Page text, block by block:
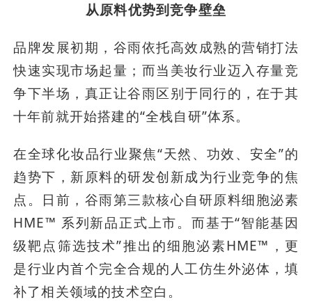
从原料优势到竞争壁垒
品牌发展初期，谷雨依托高效成熟的营销打法
快速实现市场起量；而当美妆行业迈入存量竞
争下半场，真正让谷雨区别于同行的，在于其
十年前就开始搭建的“全栈自研”体系。
在全球化妆品行业聚焦“天然、功效、安全”的
趋势下，新原料的研发创新成为行业竞争的焦
点。日前，谷雨第三款核心自研原料细胞泌素
HME™ 系列新品正式上市。而基于“智能基因
级靶点筛选技术”推出的细胞泌素HME™，更
是行业内首个完全合规的人工仿生外泌体，填
补了相关领域的技术空白。